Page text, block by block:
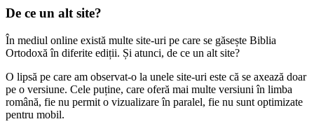
De ce un alt site?
În mediul online există multe site-uri pe care se găsește Biblia
Ortodoxă în diferite ediții. Și atunci, de ce un alt site?
O lipsă pe care am observat-o la unele site-uri este că se axează doar
pe o versiune. Cele puține, care oferă mai multe versiuni în limba
română, fie nu permit o vizualizare în paralel, fie nu sunt optimizate
pentru mobil.